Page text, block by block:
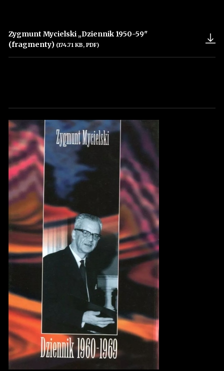
Zygmunt Mycielski „Dziennik 1950-59"
(fragmenty) (174.71 KB, PDF)